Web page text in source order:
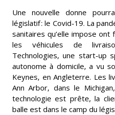
Une nouvelle donne
législatif : le Covid-19. La
sanitaires qu’elle impose
les véhicules de
Technologies, une start-up
autonome à domicile, a vu
Keynes, en Angleterre. Les
Ann Arbor, dans le
technologie est prête, la
balle est dans le camp du